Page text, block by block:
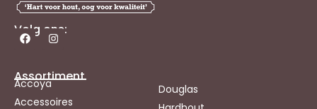
Volg ons:
Assortiment
Accoya
Accessoires
Douglas